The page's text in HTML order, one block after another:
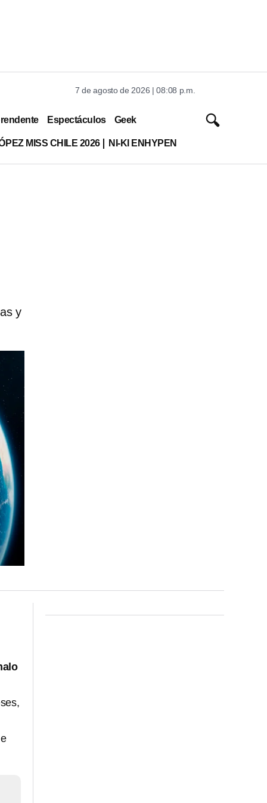
7 de agosto de 2026 | 08:08 p.m.
Espectáculos Geek
MISS CHILE 2026 NI-KI ENHYPEN
y